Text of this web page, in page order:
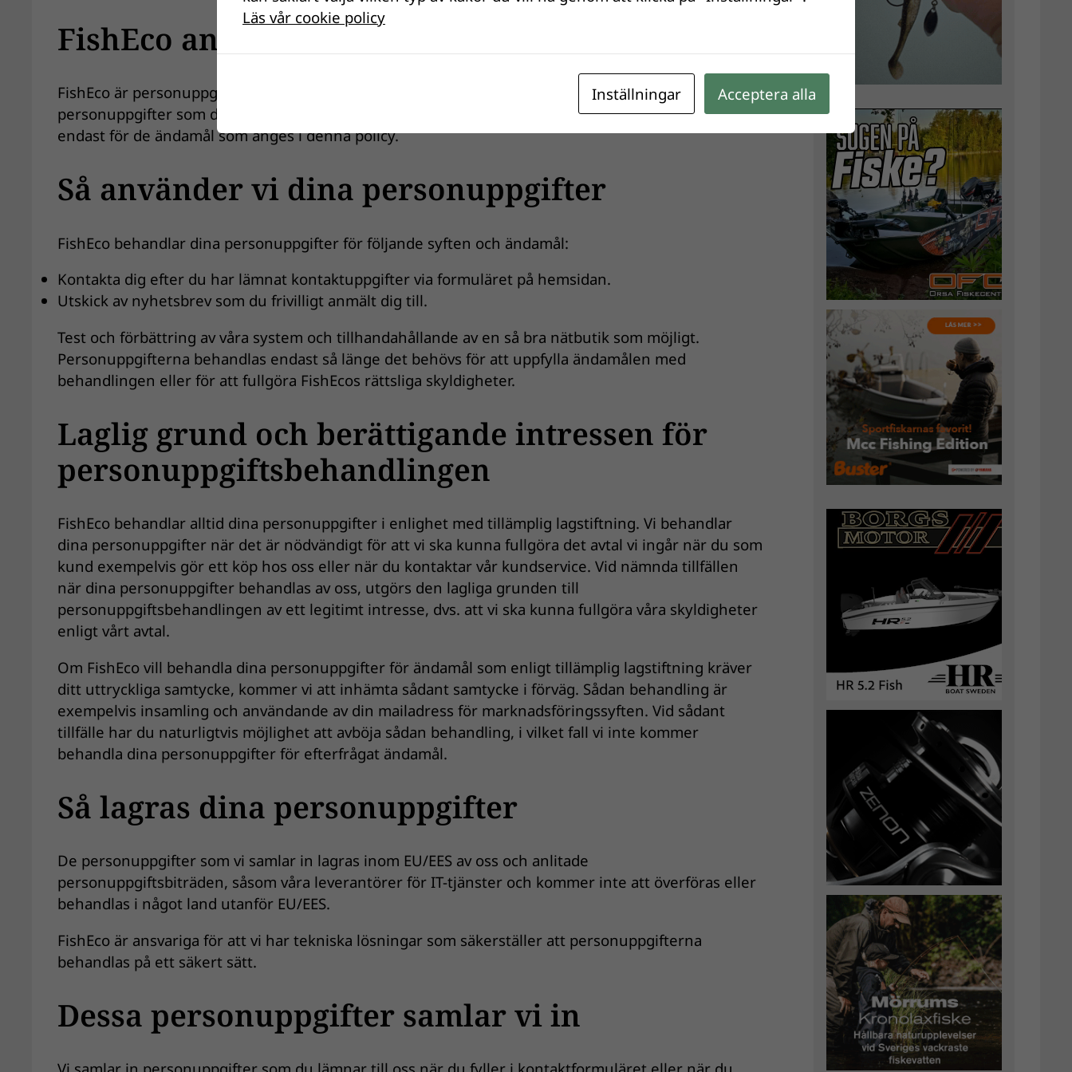
FishEco ansvarig för dina personuppgifter
FishEco är personuppgiftsansvarig enligt Dataskyddsförordningen för all behandling av de
personuppgifter som du som kund lämnar till oss. FishEco samlar in och behandlar personuppgifter
endast för de ändamål som anges i denna policy.
Så använder vi dina personuppgifter
FishEco behandlar dina personuppgifter för följande syften och ändamål:
Kontakta dig efter du har lämnat kontaktuppgifter via formuläret på hemsidan.
Utskick av nyhetsbrev som du frivilligt anmält dig till.
Test och förbättring av våra system och tillhandahållande av en så bra nätbutik som möjligt.
Personuppgifterna behandlas endast så länge det behövs för att uppfylla ändamålen med
behandlingen eller för att fullgöra FishEcos rättsliga skyldigheter.
Laglig grund och berättigande intressen för
personuppgiftsbehandlingen
FishEco behandlar alltid dina personuppgifter i enlighet med tillämplig lagstiftning. Vi behandlar
dina personuppgifter när det är nödvändigt för att vi ska kunna fullgöra det avtal vi ingår när du som
kund exempelvis gör ett köp hos oss eller när du kontaktar vår kundservice. Vid nämnda tillfällen
när dina personuppgifter behandlas av oss, utgörs den lagliga grunden till
personuppgiftsbehandlingen av ett legitimt intresse, dvs. att vi ska kunna fullgöra våra skyldigheter
enligt vårt avtal.
Om FishEco vill behandla dina personuppgifter för ändamål som enligt tillämplig lagstiftning kräver
ditt uttryckliga samtycke, kommer vi att inhämta sådant samtycke i förväg. Sådan behandling är
exempelvis insamling och användande av din mailadress för marknadsföringssyften. Vid sådant
tillfälle har du naturligtvis möjlighet att avböja sådan behandling, i vilket fall vi inte kommer
behandla dina personuppgifter för efterfrågat ändamål.
Så lagras dina personuppgifter
De personuppgifter som vi samlar in lagras inom EU/EES av oss och anlitade
personuppgiftsbiträden, såsom våra leverantörer för IT-tjänster och kommer inte att överföras eller
behandlas i något land utanför EU/EES.
FishEco är ansvariga för att vi har tekniska lösningar som säkerställer att personuppgifterna
behandlas på ett säkert sätt.
Dessa personuppgifter samlar vi in
Läs vår cookie policy
Inställningar Acceptera alla